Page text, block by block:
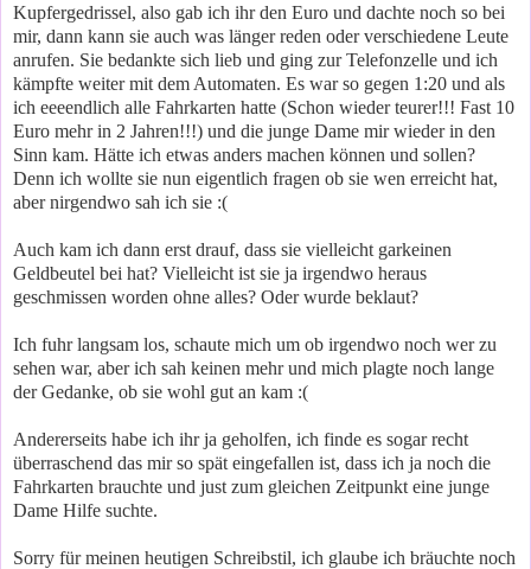
Kupfergedrissel, also gab ich ihr den Euro und dachte noch so bei
mir, dann kann sie auch was länger reden oder verschiedene Leute
anrufen. Sie bedankte sich lieb und ging zur Telefonzelle und ich
kämpfte weiter mit dem Automaten. Es war so gegen 1:20 und als
ich eeeendlich alle Fahrkarten hatte (Schon wieder teurer!!! Fast 10
Euro mehr in 2 Jahren!!!) und die junge Dame mir wieder in den
Sinn kam. Hätte ich etwas anders machen können und sollen?
Denn ich wollte sie nun eigentlich fragen ob sie wen erreicht hat,
aber nirgendwo sah ich sie :(
Auch kam ich dann erst drauf, dass sie vielleicht garkeinen
Geldbeutel bei hat? Vielleicht ist sie ja irgendwo heraus
geschmissen worden ohne alles? Oder wurde beklaut?
Ich fuhr langsam los, schaute mich um ob irgendwo noch wer zu
sehen war, aber ich sah keinen mehr und mich plagte noch lange
der Gedanke, ob sie wohl gut an kam :(
Andererseits habe ich ihr ja geholfen, ich finde es sogar recht
überraschend das mir so spät eingefallen ist, dass ich ja noch die
Fahrkarten brauchte und just zum gleichen Zeitpunkt eine junge
Dame Hilfe suchte.
Sorry für meinen heutigen Schreibstil, ich glaube ich bräuchte noch